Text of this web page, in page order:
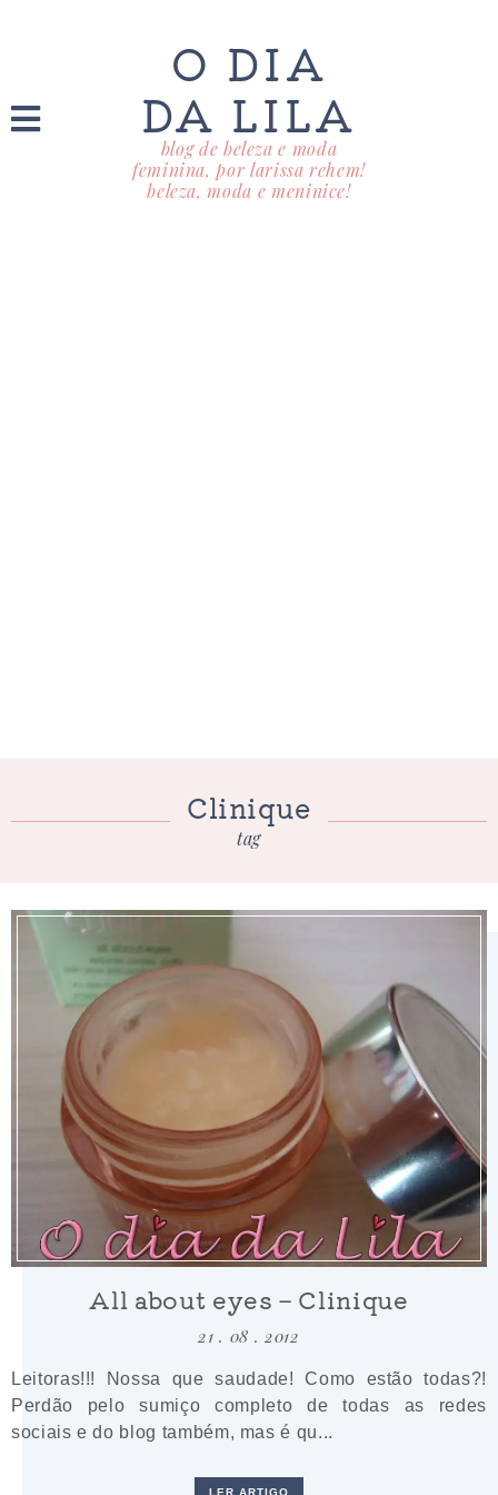
O DIA
DA LILA
blog de beleza e moda
feminina, por larissa rehem!
beleza, moda e meninice!
Clinique
tag
All about eyes – Clinique
21 . 08 . 2012
Leitoras!!! Nossa que saudade! Como estão todas?!
Perdão pelo sumiço completo de todas as redes
sociais e do blog também, mas é qu...
LER ARTIGO